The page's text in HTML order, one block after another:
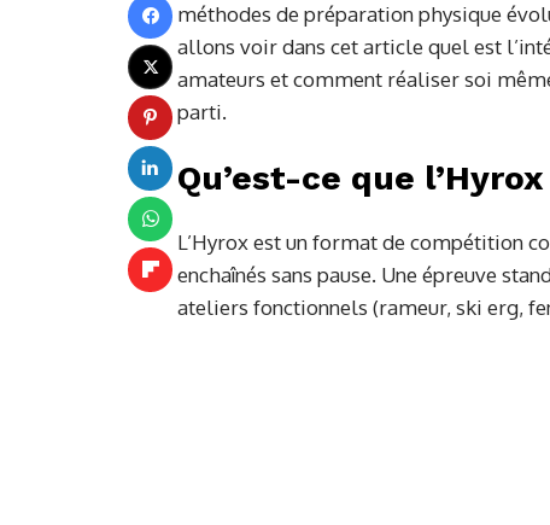
méthodes de préparation physique
allons voir dans cet article quel est
amateurs et comment réaliser soi
parti.
Qu’est-ce que l’Hyrox
L’Hyrox est un format de compétition
enchaînés sans pause. Une épreuve
ateliers fonctionnels (rameur, ski erg,